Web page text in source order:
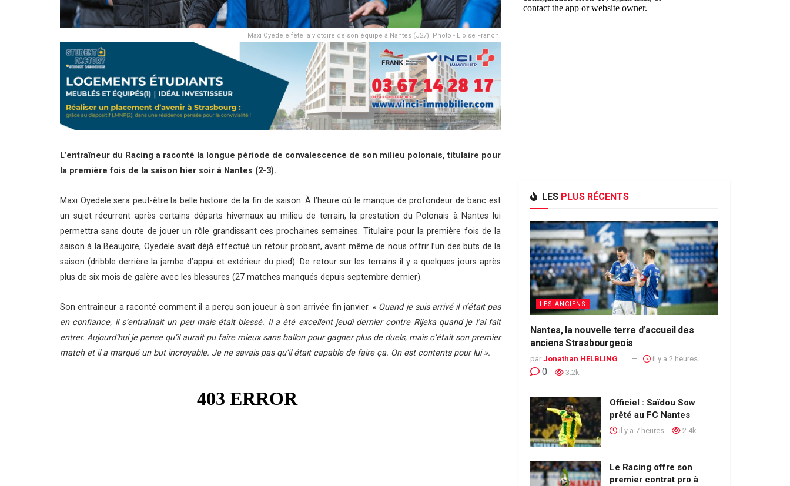
Maxi Oyedele fête la victoire de son équipe à Nantes (J27). Photo - Eloïse Franchi
L’entraîneur du Racing a raconté la longue période de convalescence de son milieu polonais, titulaire pour
la première fois de la saison hier soir à Nantes (2-3).
Maxi Oyedele sera peut-être la belle histoire de la fin de saison. À l’heure où le manque de profondeur de banc est
un sujet récurrent après certains départs hivernaux au milieu de terrain, la prestation du Polonais à Nantes lui
permettra sans doute de jouer un rôle grandissant ces prochaines semaines. Titulaire pour la première fois de la
saison à la Beaujoire, Oyedele avait déjà effectué un retour probant, avant même de nous offrir l’un des buts de la
saison (dribble derrière la jambe d’appui et extérieur du pied). De retour sur les terrains il y a quelques jours après
plus de six mois de galère avec les blessures (27 matches manqués depuis septembre dernier).
Son entraîneur a raconté comment il a perçu son joueur à son arrivée fin janvier. « Quand je suis arrivé il n’était pas
en confiance, il s’entraînait un peu mais était blessé. Il a été excellent jeudi dernier contre Rijeka quand je l’ai fait
entrer. Aujourd’hui je pense qu’il aurait pu faire mieux sans ballon pour gagner plus de duels, mais c’était son premier
match et il a marqué un but incroyable. Je ne savais pas qu’il était capable de faire ça. On est contents pour lui ».
LES PLUS RÉCENTS
LES ANCIENS
Nantes, la nouvelle terre d’accueil des
anciens Strasbourgeois
par Jonathan HELBLING il y a 2 heures
0 3.2k
Officiel : Saïdou Sow
prêté au FC Nantes
il y a 7 heures 2.4k
Le Racing offre son
premier contrat pro à